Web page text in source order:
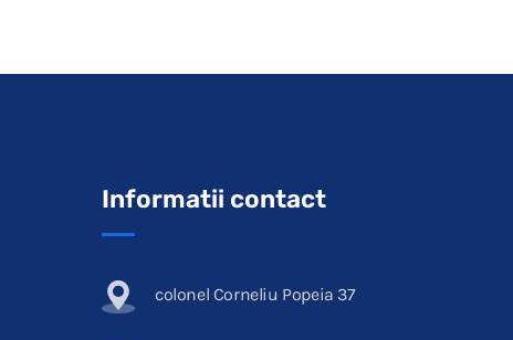
Informatii contact
colonel Corneliu Popeia 37